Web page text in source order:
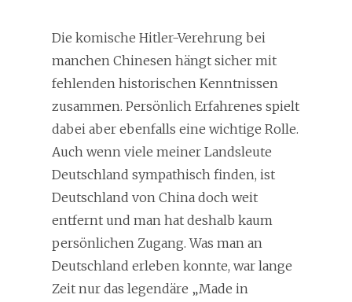
Die komische Hitler-Verehrung bei
manchen Chinesen hängt sicher mit
fehlenden historischen Kenntnissen
zusammen. Persönlich Erfahrenes spielt
dabei aber ebenfalls eine wichtige Rolle.
Auch wenn viele meiner Landsleute
Deutschland sympathisch finden, ist
Deutschland von China doch weit
entfernt und man hat deshalb kaum
persönlichen Zugang. Was man an
Deutschland erleben konnte, war lange
Zeit nur das legendäre „Made in